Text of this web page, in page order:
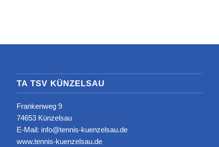
TA TSV KÜNZELSAU
Frankenweg 9
74653 Künzelsau
E-Mail: info@tennis-kuenzelsau.de
www.tennis-kuenzelsau.de